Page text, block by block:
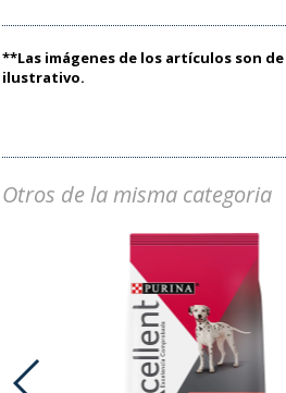
**Las imágenes de los artículos son
ilustrativo.
Otros de la misma categoria